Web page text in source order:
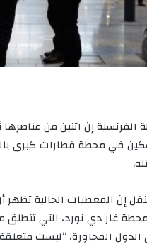
الفرنسية إن اثنين من عناصرها
في محطة قطارات كبرى
إن المعطيات الحالية تظهر
غار دي نورد، التي تنطلق
الدول المجاورة، “ليست